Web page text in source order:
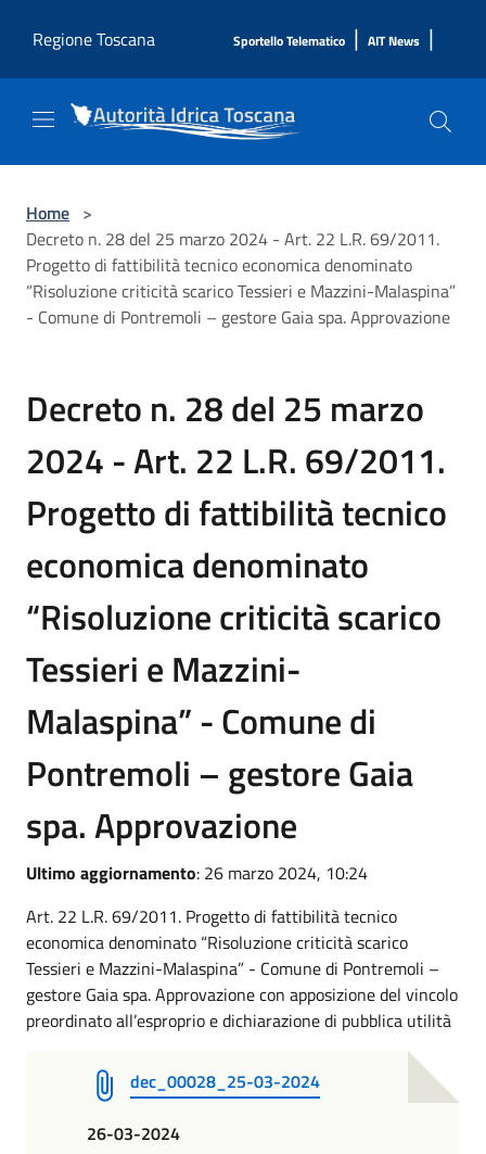
Regione Toscana
Sportello Telematico | AIT News |
Home >
Decreto n. 28 del 25 marzo 2024 - Art. 22 L.R. 69/2011.
Progetto di fattibilità tecnico economica denominato
“Risoluzione criticità scarico Tessieri e Mazzini-Malaspina”
- Comune di Pontremoli – gestore Gaia spa. Approvazione
Decreto n. 28 del 25 marzo
2024 - Art. 22 L.R. 69/2011.
Progetto di fattibilità tecnico
economica denominato
“Risoluzione criticità scarico
Tessieri e Mazzini-
Malaspina” - Comune di
Pontremoli – gestore Gaia
spa. Approvazione
Ultimo aggiornamento: 26 marzo 2024, 10:24
Art. 22 L.R. 69/2011. Progetto di fattibilità tecnico
economica denominato “Risoluzione criticità scarico
Tessieri e Mazzini-Malaspina” - Comune di Pontremoli –
gestore Gaia spa. Approvazione con apposizione del vincolo
preordinato all’esproprio e dichiarazione di pubblica utilità
dec_00028_25-03-2024
26-03-2024